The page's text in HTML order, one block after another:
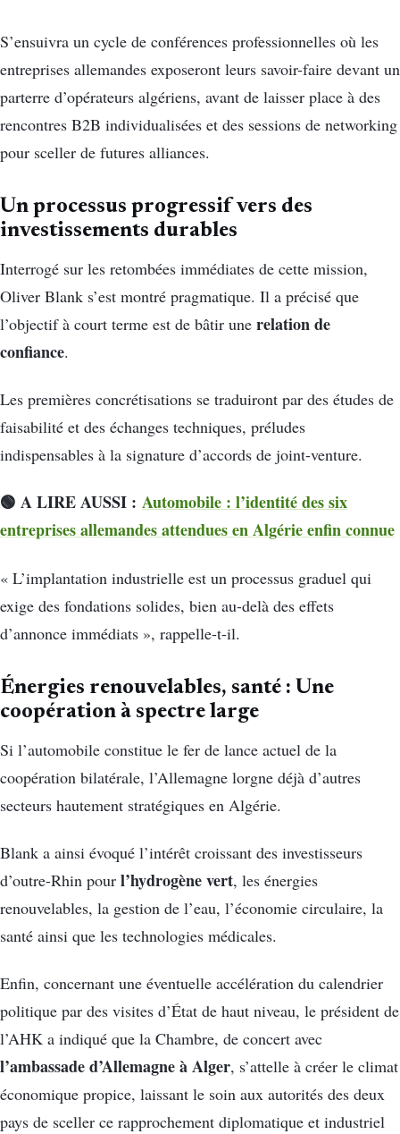
S’ensuivra un cycle de conférences professionnelles où les
entreprises allemandes exposeront leurs savoir-faire devant un
parterre d’opérateurs algériens, avant de laisser place à des
rencontres B2B individualisées et des sessions de networking
pour sceller de futures alliances.
Un processus progressif vers des
investissements durables
Interrogé sur les retombées immédiates de cette mission,
Oliver Blank s’est montré pragmatique. Il a précisé que
l’objectif à court terme est de bâtir une relation de
confiance.
Les premières concrétisations se traduiront par des études de
faisabilité et des échanges techniques, préludes
indispensables à la signature d’accords de joint-venture.
🟢 A LIRE AUSSI : Automobile : l’identité des six
entreprises allemandes attendues en Algérie enfin connue
« L’implantation industrielle est un processus graduel qui
exige des fondations solides, bien au-delà des effets
d’annonce immédiats », rappelle-t-il.
Énergies renouvelables, santé : Une
coopération à spectre large
Si l’automobile constitue le fer de lance actuel de la
coopération bilatérale, l’Allemagne lorgne déjà d’autres
secteurs hautement stratégiques en Algérie.
Blank a ainsi évoqué l’intérêt croissant des investisseurs
d’outre-Rhin pour l’hydrogène vert, les énergies
renouvelables, la gestion de l’eau, l’économie circulaire, la
santé ainsi que les technologies médicales.
Enfin, concernant une éventuelle accélération du calendrier
politique par des visites d’État de haut niveau, le président de
l’AHK a indiqué que la Chambre, de concert avec
l’ambassade d’Allemagne à Alger, s’attelle à créer le climat
économique propice, laissant le soin aux autorités des deux
pays de sceller ce rapprochement diplomatique et industriel